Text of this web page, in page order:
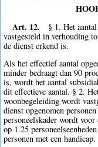
Art. 12.
§ 1. Het
vastgesteld in verhouding
de dienst erkend is.
Als het effectief aantal
minder bedraagt dan 90
is, wordt het aantal
dit effectieve aantal. § 2.
woonbegeleiding wordt
dienst opgenomen
personeelskader wordt
op 1.25
personen met een handicap.